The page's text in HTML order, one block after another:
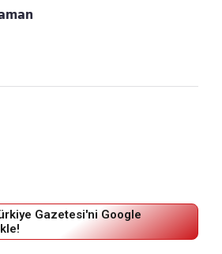
Gazetesi'ni Google